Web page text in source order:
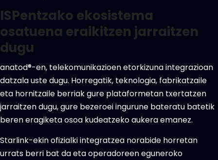
ISPentzako ekosistema
osatuena eraikitzen jarraitzen
dugu
anatod®-en, telekomunikazioen etorkizuna integrazioan
datzala uste dugu. Horregatik, teknologia, fabrikatzaile
eta hornitzaile berriak gure plataformetan txertatzen
jarraitzen dugu, gure bezeroei ingurune bateratu batetik
beren eragiketa osoa kudeatzeko aukera emanez.
Starlink-ekin ofizialki integratzea norabide horretan
urrats berri bat da eta operadoreen eguneroko